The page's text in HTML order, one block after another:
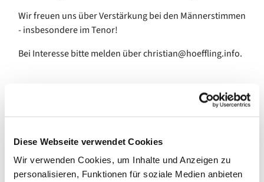
Diese Webseite verwendet Cookies
Wir verwenden Cookies, um Inhalte und Anzeigen zu
personalisieren, Funktionen für soziale Medien anbieten
Wir freuen uns über Verstärkung bei den Männerstimmen
- insbesondere im Tenor!
Bei Interesse bitte melden über christian@hoeffling.info.